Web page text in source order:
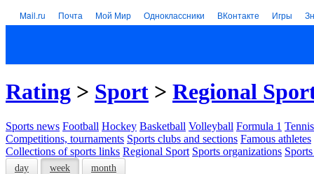
Mail.ru Почта Мой Мир Одноклассники ВКонтакте Игры
Rating > Sport > Regional
Sports news Football Hockey Basketball Volleyball Formula 1 Tennis
Competitions, tournaments Sports clubs and sections Famous athletes
Collections of sports links Regional Sport Sports organizations
day week month